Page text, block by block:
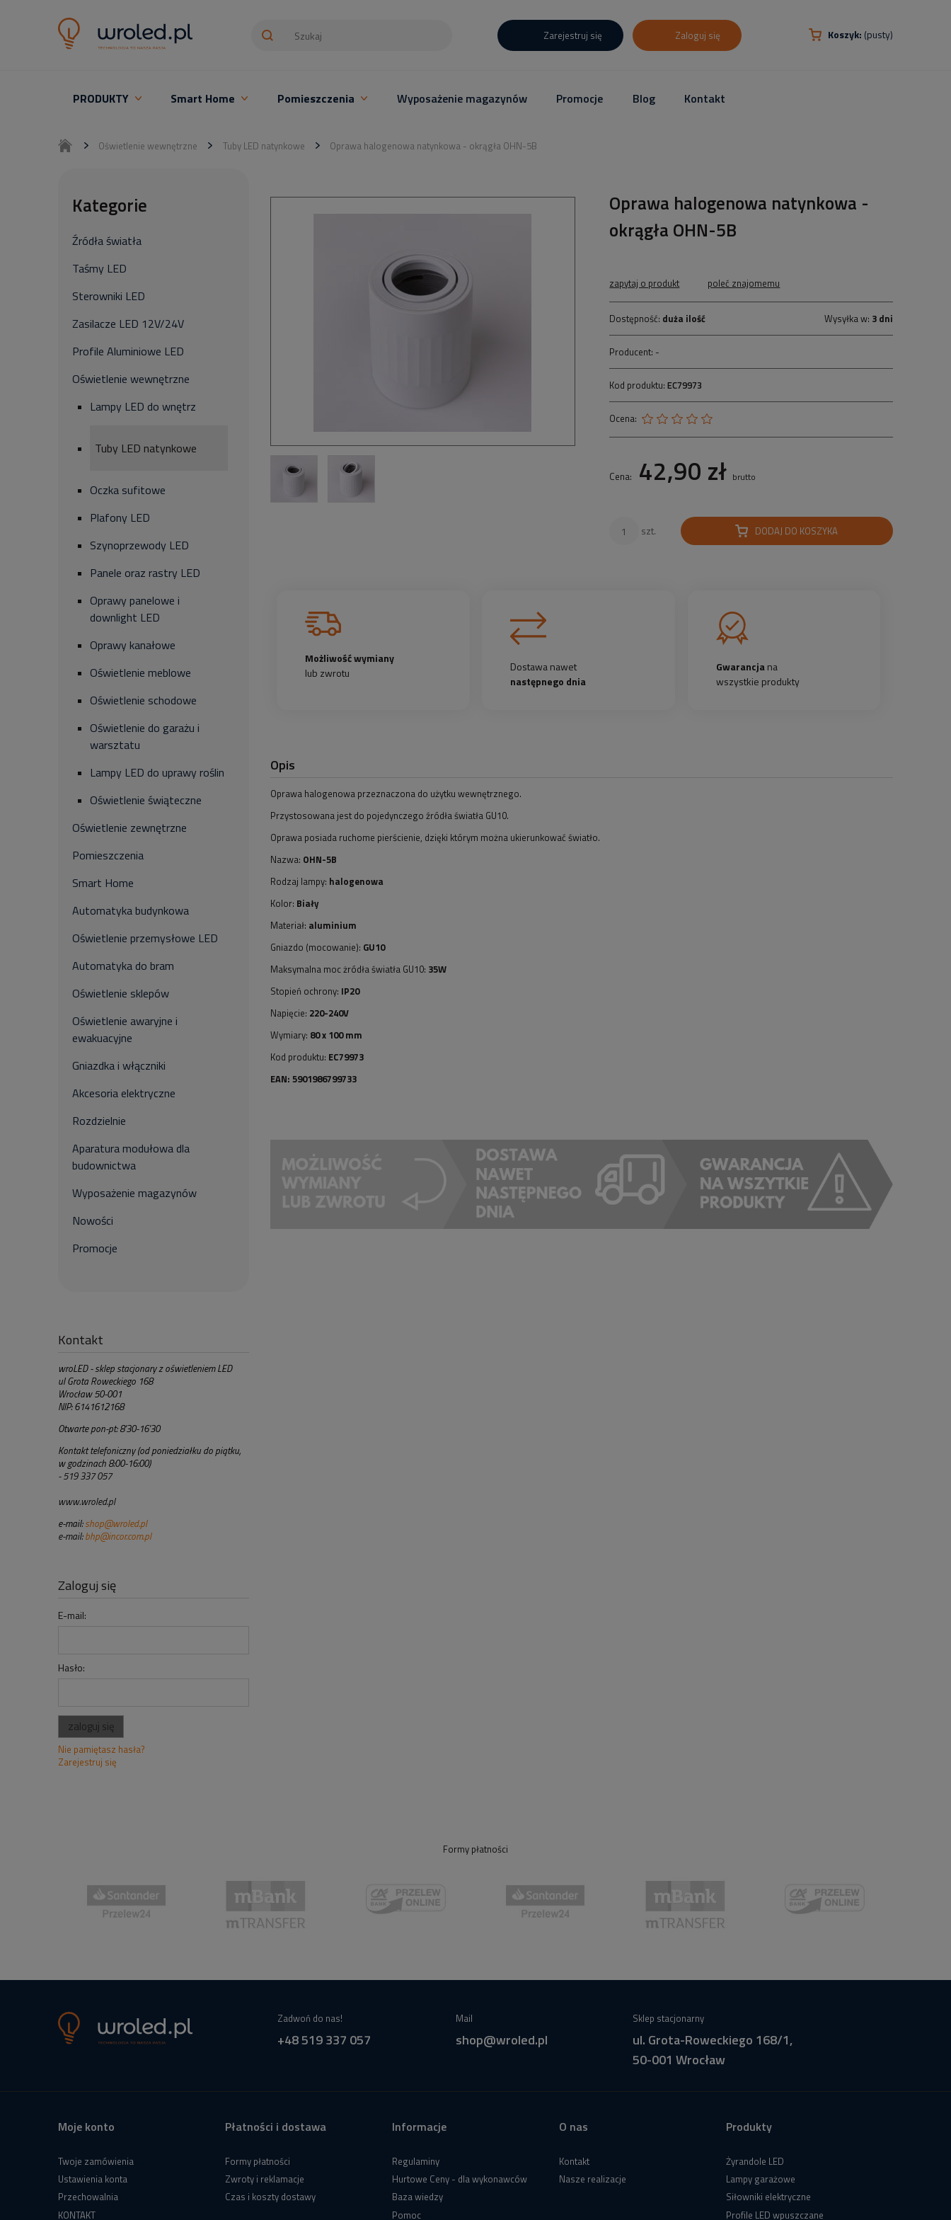
Koszyk: (pusty)
Zarejestruj się Zaloguj się
PRODUKTY Smart Home Pomieszczenia Wyposażenie magazynów Promocje Blog Kontakt
Oświetlenie wewnętrzne Tuby LED natynkowe Oprawa halogenowa natynkowa - okrągła OHN-5B
Kategorie
Źródła światła
Taśmy LED
Sterowniki LED
Zasilacze LED 12V/24V
Profile Aluminiowe LED
Oświetlenie wewnętrzne
Lampy LED do wnętrz
Tuby LED natynkowe
Oczka sufitowe
Plafony LED
Szynoprzewody LED
Panele oraz rastry LED
Oprawy panelowe i
downlight LED
Oprawy kanałowe
Oświetlenie meblowe
Oświetlenie schodowe
Oświetlenie do garażu i
warsztatu
Lampy LED do uprawy roślin
Oświetlenie świąteczne
Oświetlenie zewnętrzne
Pomieszczenia
Smart Home
Automatyka budynkowa
Oświetlenie przemysłowe LED
Automatyka do bram
Oświetlenie sklepów
Oświetlenie awaryjne i
ewakuacyjne
Gniazdka i włączniki
Akcesoria elektryczne
Rozdzielnie
Aparatura modułowa dla
budownictwa
Wyposażenie magazynów
Nowości
Promocje
Kontakt
wroLED - sklep stacjonary z oświetleniem LED
ul Grota Roweckiego 168
Wrocław 50-001
NIP: 6141612168
Otwarte pon-pt: 8'30-16'30
Kontakt telefoniczny (od poniedziałku do piątku,
w godzinach 8:00-16:00)
- 519 337 057
www.wroled.pl
e-mail: shop@wroled.pl
e-mail:bhp@incor.com.pl
Zaloguj się
E-mail:
Hasło:
zaloguj się
Nie pamiętasz hasła?
Zarejestruj się
Oprawa halogenowa natynkowa -
okrągła OHN-5B
zapytaj o produkt poleć znajomemu
Dostępność: duża ilość Wysyłka w: 3 dni
Producent: -
Kod produktu: EC79973
Ocena:
Cena: 42,90 zł brutto
szt. DODAJ DO KOSZYKA
Możliwość wymiany
lub zwrotu
Dostawa nawet
następnego dnia
Gwarancjana
wszystkie produkty
Opis
Oprawa halogenowa przeznaczona do użytku wewnętrznego.
Przystosowana jest do pojedynczego źródła światła GU10.
Oprawa posiada ruchome pierścienie, dzięki którym można ukierunkować światło.
Nazwa: OHN-5B
Rodzaj lampy: halogenowa
Kolor: Biały
Materiał: aluminium
Gniazdo (mocowanie): GU10
Maksymalna moc żródła światła GU10: 35W
Stopień ochrony: IP20
Napięcie: 220-240V
Wymiary: 80 x 100 mm
Kod produktu: EC79973
EAN: 5901986799733
Formy płatności
Zadwoń do nas!
+48 519 337 057
Mail
shop@wroled.pl
Sklep stacjonarny
ul. Grota-Roweckiego 168/1,
50-001 Wrocław
Moje konto
Twoje zamówienia
Ustawienia konta
Przechowalnia
KONTAKT
Płatności i dostawa
Formy płatności
Zwroty i reklamacje
Czas i koszty dostawy
Informacje
Regulaminy
Hurtowe Ceny - dla wykonawców
Baza wiedzy
Pomoc
O nas
Kontakt
Nasze realizacje
Produkty
Żyrandole LED
Lampy garażowe
Siłowniki elektryczne
Profile LED wpuszczane